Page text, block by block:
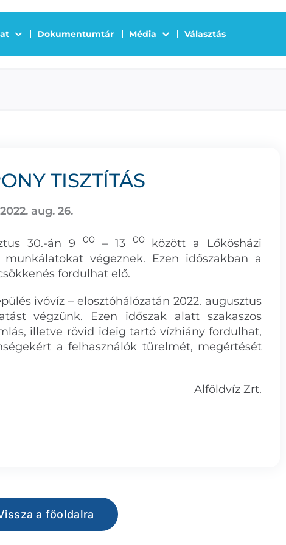
Dokumentumtár Média Választás
TISZTÍTÁS
2022. aug. 26.
30.-án 9 00 – 13 00között a Lőkösházi
végeznek. Ezen időszakban a
fordulhat elő.
ivóvíz – elosztóhálózatán 2022. augusztus
végzünk. Ezen időszak alatt szakaszos
illetve rövid ideig tartó vízhiány fordulhat,
a felhasználók türelmét, megértését
Alföldvíz Zrt.
a főoldalra